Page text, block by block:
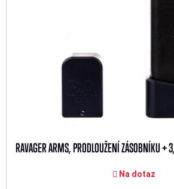
RAVAGER ARMS, PRODLOUŽENÍ ZÁSOBNÍKU +
Na dotaz